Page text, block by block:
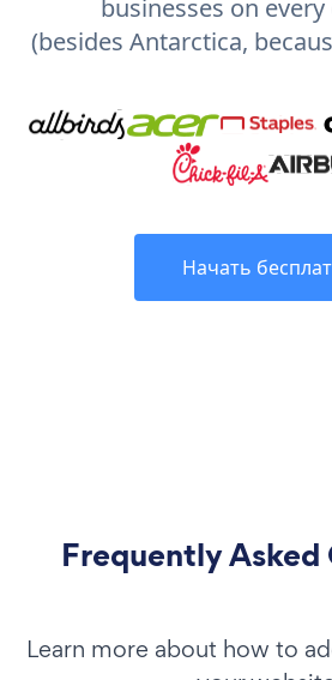
businesses on
(besides Antarctica,
Начать
Frequently Asked
Learn more about how to